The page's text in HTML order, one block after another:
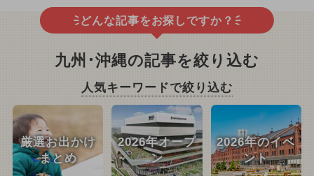
どんな記事をお探しですか？
九州･沖縄の記事を絞り込む
人気キーワードで絞り込む
厳選お出かけ
まとめ
2026年オープ
ン
2026年のイベ
ント